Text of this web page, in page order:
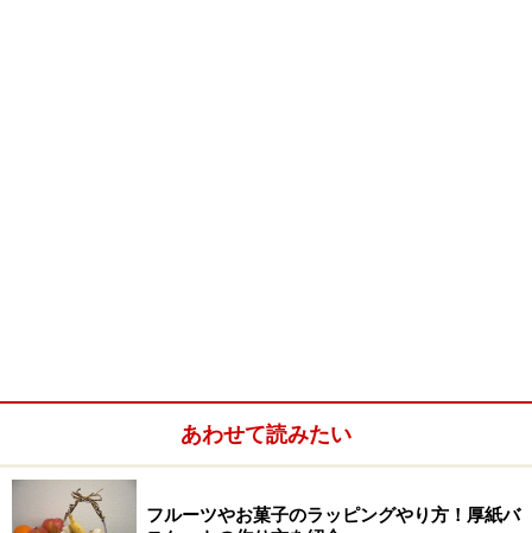
慶事用の水引あわせて読みたい
フルーツやお菓子のラッピングやり方！厚紙バ